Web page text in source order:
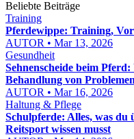
Beliebte Beiträge
Training
Pferdewippe: Training,
AUTOR • Mar 13, 2026
Gesundheit
Sehnenscheide beim
Behandlung von Problemen
AUTOR • Mar 16, 2026
Haltung & Pflege
Schulpferde: Alles, was
Reitsport wissen musst